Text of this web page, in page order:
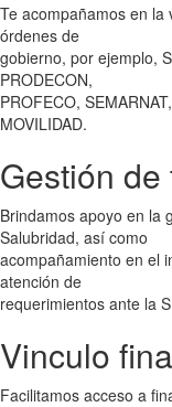
Te acompañamos en la
órdenes de
gobierno, por ejemplo,
PRODECON,
PROFECO,
MOVILIDAD.
Gestión de
Brindamos apoyo en la
Salubridad, así como
acompañamiento en el
atención de
requerimientos ante la
Vinculo
Facilitamos acceso a